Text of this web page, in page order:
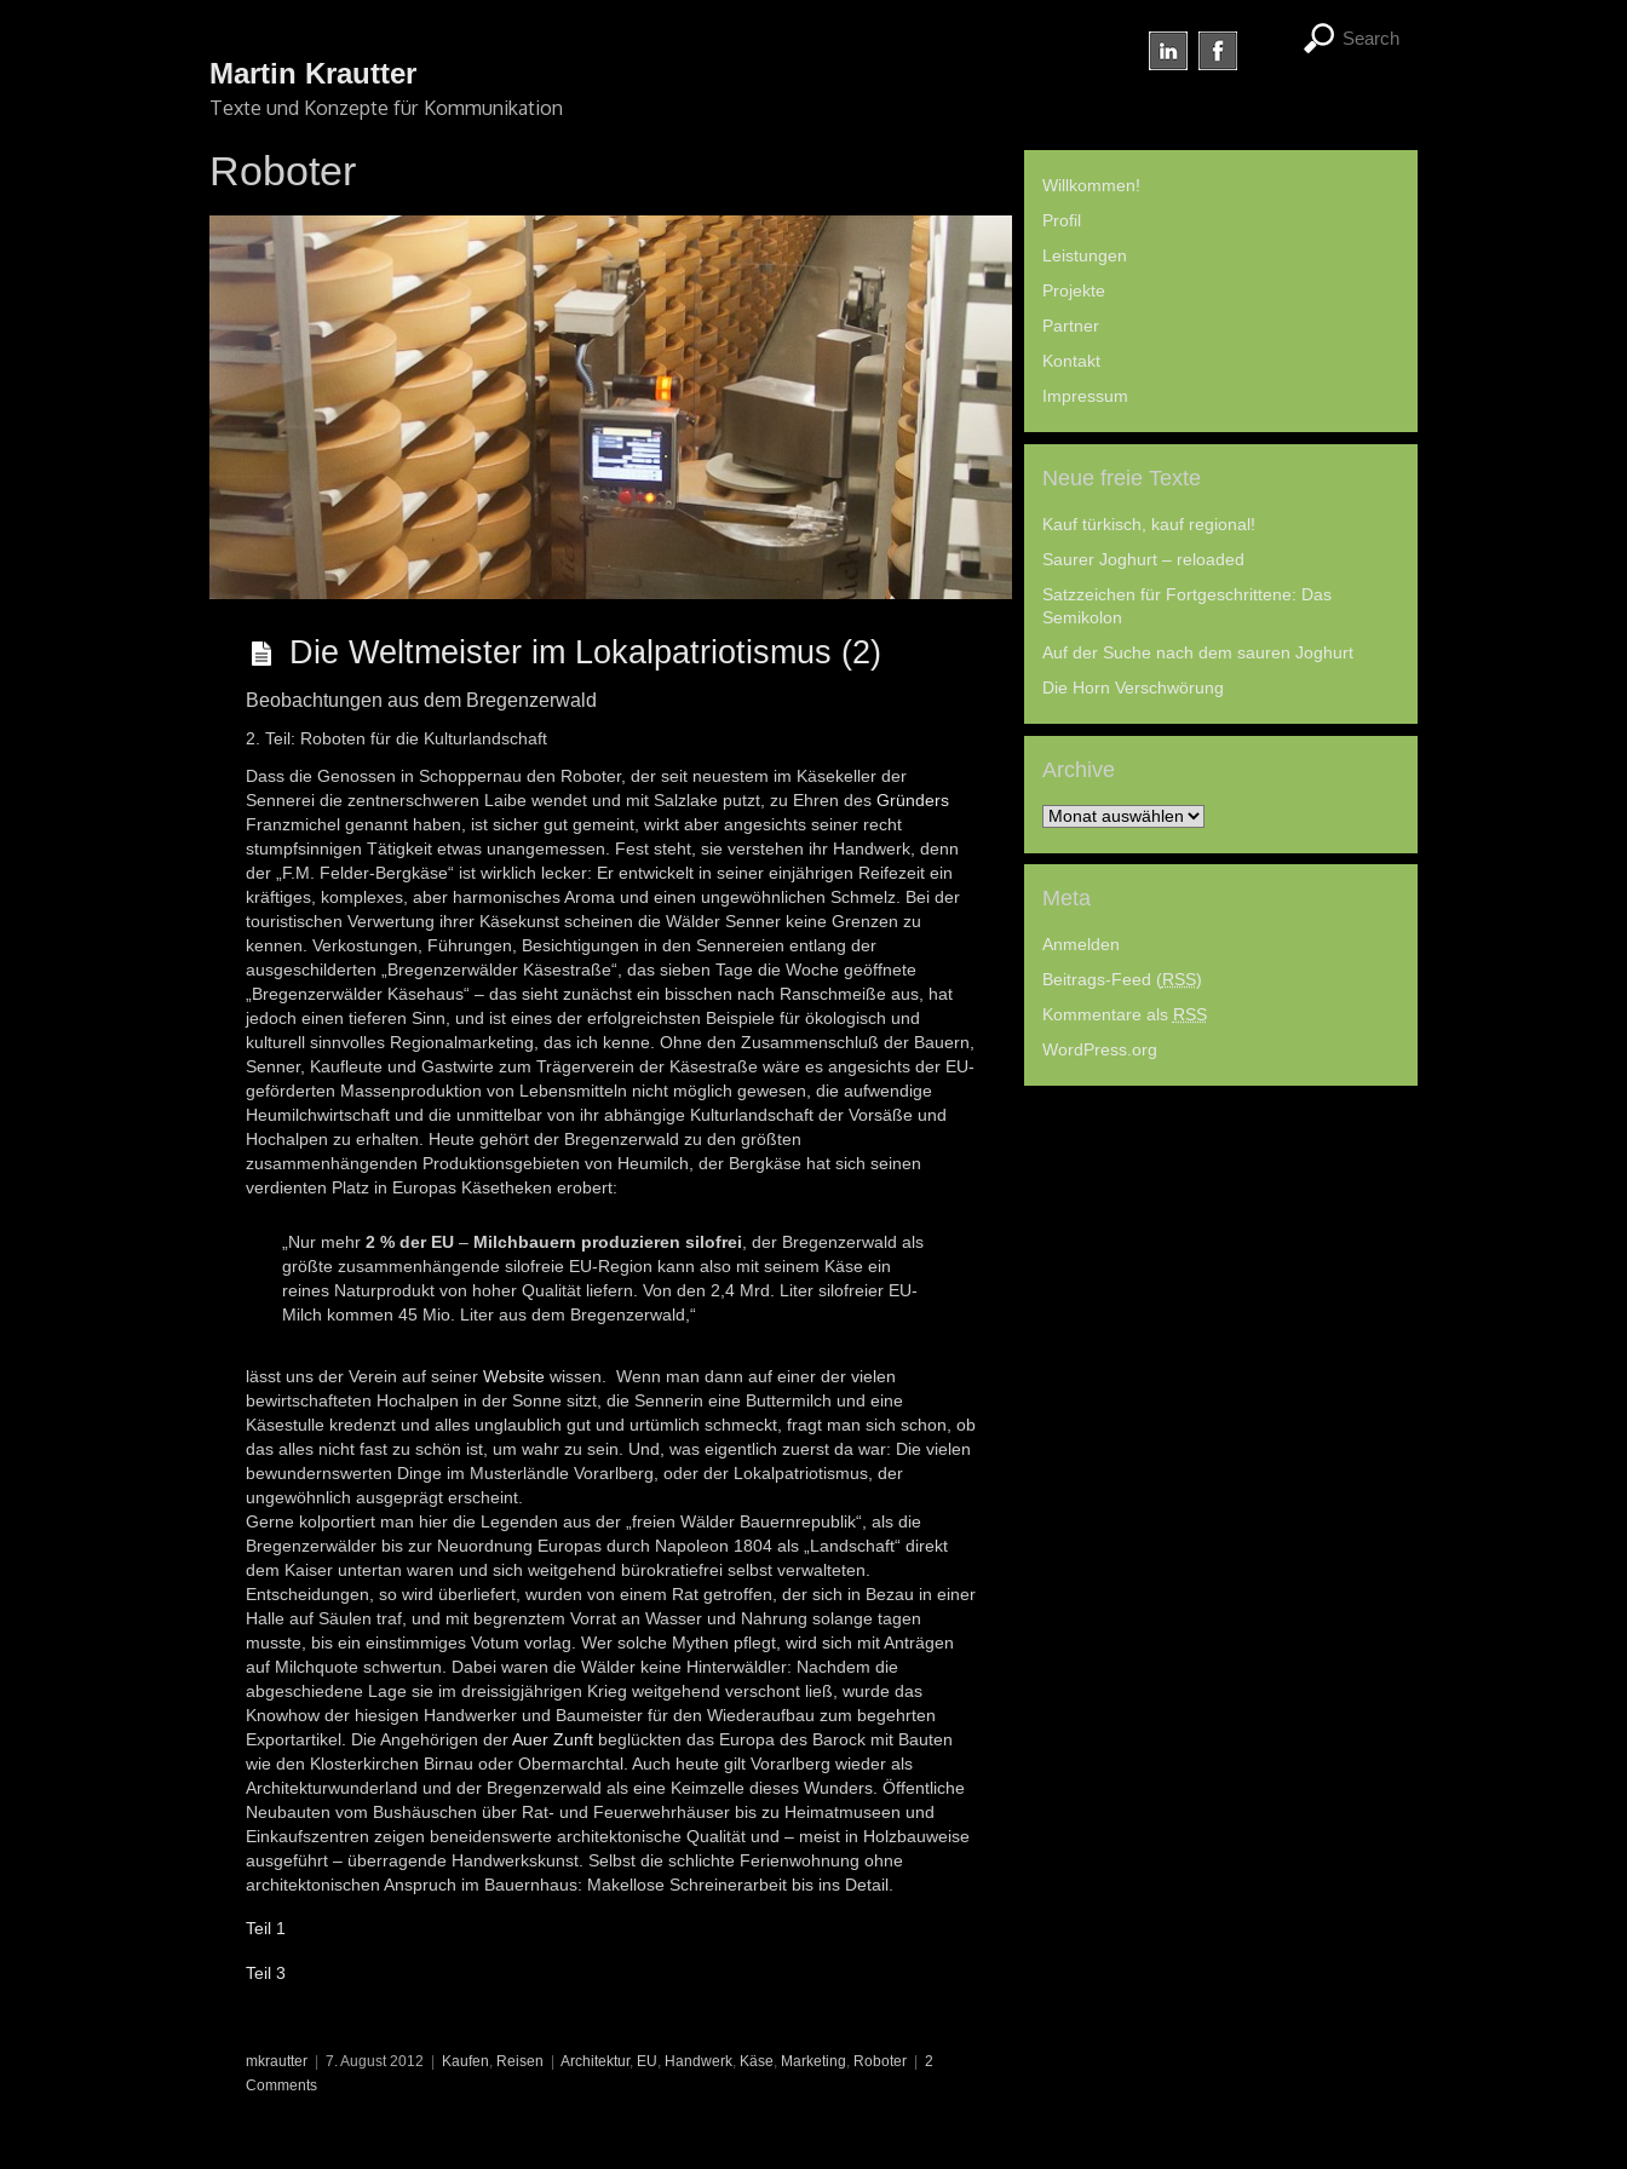
Martin Krautter
Texte und Konzepte für Kommunikation
Roboter
Die Weltmeister im Lokalpatriotismus (2)
Beobachtungen aus dem Bregenzerwald
2. Teil: Roboten für die Kulturlandschaft
Dass die Genossen in Schoppernau den Roboter, der seit neuestem im Käsekeller der
Sennerei die zentnerschweren Laibe wendet und mit Salzlake putzt, zu Ehren des Gründers
Franzmichel genannt haben, ist sicher gut gemeint, wirkt aber angesichts seiner recht
stumpfsinnigen Tätigkeit etwas unangemessen. Fest steht, sie verstehen ihr Handwerk, denn
der „F.M. Felder-Bergkäse“ ist wirklich lecker: Er entwickelt in seiner einjährigen Reifezeit ein
kräftiges, komplexes, aber harmonisches Aroma und einen ungewöhnlichen Schmelz. Bei der
touristischen Verwertung ihrer Käsekunst scheinen die Wälder Senner keine Grenzen zu
kennen. Verkostungen, Führungen, Besichtigungen in den Sennereien entlang der
ausgeschilderten „Bregenzerwälder Käsestraße“, das sieben Tage die Woche geöffnete
„Bregenzerwälder Käsehaus“ – das sieht zunächst ein bisschen nach Ranschmeiße aus, hat
jedoch einen tieferen Sinn, und ist eines der erfolgreichsten Beispiele für ökologisch und
kulturell sinnvolles Regionalmarketing, das ich kenne. Ohne den Zusammenschluß der Bauern,
Senner, Kaufleute und Gastwirte zum Trägerverein der Käsestraße wäre es angesichts der EU-
geförderten Massenproduktion von Lebensmitteln nicht möglich gewesen, die aufwendige
Heumilchwirtschaft und die unmittelbar von ihr abhängige Kulturlandschaft der Vorsäße und
Hochalpen zu erhalten. Heute gehört der Bregenzerwald zu den größten
zusammenhängenden Produktionsgebieten von Heumilch, der Bergkäse hat sich seinen
verdienten Platz in Europas Käsetheken erobert:
„Nur mehr 2 % der EU– Milchbauern produzieren silofrei , der Bregenzerwald als
größte zusammenhängende silofreie EU-Region kann also mit seinem Käse ein
reines Naturprodukt von hoher Qualität liefern. Von den 2,4 Mrd. Liter silofreier EU-
Milch kommen 45 Mio. Liter aus dem Bregenzerwald,“
lässt uns der Verein auf seiner Websitewissen. Wenn man dann auf einer der vielen
bewirtschafteten Hochalpen in der Sonne sitzt, die Sennerin eine Buttermilch und eine
Käsestulle kredenzt und alles unglaublich gut und urtümlich schmeckt, fragt man sich schon, ob
das alles nicht fast zu schön ist, um wahr zu sein. Und, was eigentlich zuerst da war: Die vielen
bewundernswerten Dinge im Musterländle Vorarlberg, oder der Lokalpatriotismus, der
ungewöhnlich ausgeprägt erscheint.
Gerne kolportiert man hier die Legenden aus der „freien Wälder Bauernrepublik“, als die
Bregenzerwälder bis zur Neuordnung Europas durch Napoleon 1804 als „Landschaft“ direkt
dem Kaiser untertan waren und sich weitgehend bürokratiefrei selbst verwalteten.
Entscheidungen, so wird überliefert, wurden von einem Rat getroffen, der sich in Bezau in einer
Halle auf Säulen traf, und mit begrenztem Vorrat an Wasser und Nahrung solange tagen
musste, bis ein einstimmiges Votum vorlag. Wer solche Mythen pflegt, wird sich mit Anträgen
auf Milchquote schwertun. Dabei waren die Wälder keine Hinterwäldler: Nachdem die
abgeschiedene Lage sie im dreissigjährigen Krieg weitgehend verschont ließ, wurde das
Knowhow der hiesigen Handwerker und Baumeister für den Wiederaufbau zum begehrten
Exportartikel. Die Angehörigen der Auer Zunftbeglückten das Europa des Barock mit Bauten
wie den Klosterkirchen Birnau oder Obermarchtal. Auch heute gilt Vorarlberg wieder als
Architekturwunderland und der Bregenzerwald als eine Keimzelle dieses Wunders. Öffentliche
Neubauten vom Bushäuschen über Rat- und Feuerwehrhäuser bis zu Heimatmuseen und
Einkaufszentren zeigen beneidenswerte architektonische Qualität und – meist in Holzbauweise
ausgeführt – überragende Handwerkskunst. Selbst die schlichte Ferienwohnung ohne
architektonischen Anspruch im Bauernhaus: Makellose Schreinerarbeit bis ins Detail.
Teil 1
Teil 3
mkrautter 7. August 2012 Kaufen Reisen Architektur, EU Handwerk, Käse Marketing Roboter
2
Comments
Willkommen!
Profil
Leistungen
Projekte
Partner
Kontakt
Impressum
Neue freie Texte
Kauf türkisch, kauf regional!
Saurer Joghurt – reloaded
Satzzeichen für Fortgeschrittene: Das
Semikolon
Auf der Suche nach dem sauren Joghurt
Die Horn Verschwörung
Archive
Archive
Meta
Anmelden
Beitrags-Feed (RSS)
Kommentare als RSS
WordPress.org